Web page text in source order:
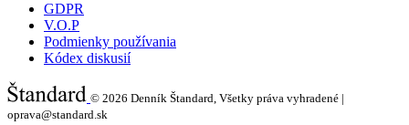
GDPR
V.O.P
Podmienky používania
Kódex diskusií
© 2026 Denník Štandard, Všetky práva vyhradené |
oprava@standard.sk